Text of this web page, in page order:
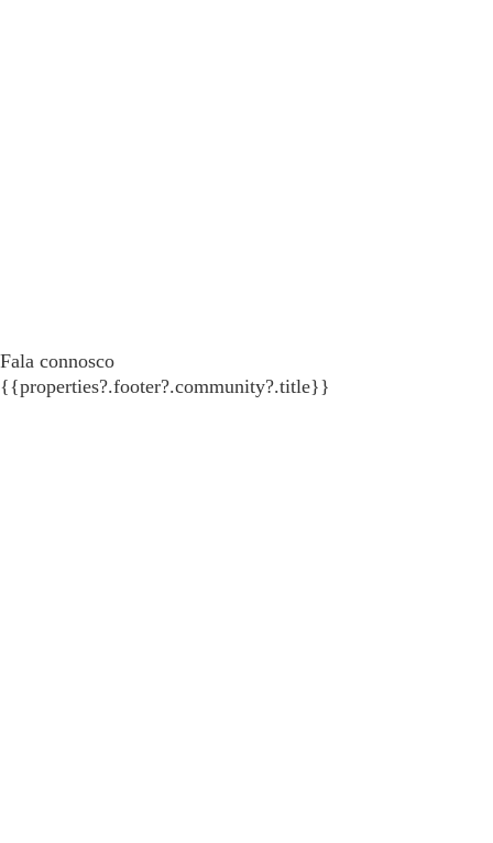
Fala connosco
{{properties?.footer?.community?.title}}